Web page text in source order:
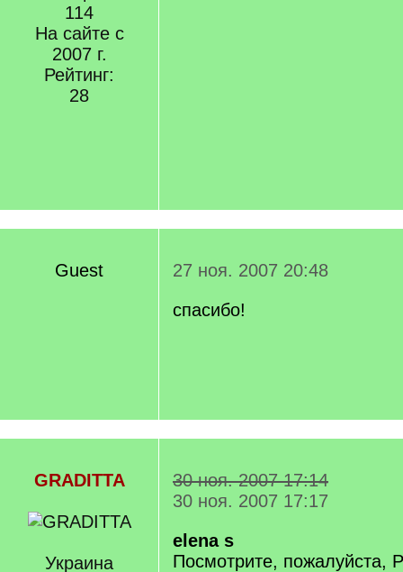
114
На сайте с
2007 г.
Рейтинг:
28
Guest
27 ноя. 2007 20:48
cпасибо!
GRADITTA
Украина
30 ноя. 2007 17:14
30 ноя. 2007 17:17
elena s
Посмотрите, пожалуйста,